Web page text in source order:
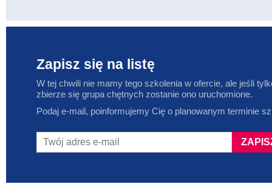
Zapisz się na listę
W tej chwili nie mamy tego szkolenia w ofercie, ale jeśli
zbierze się grupa chętnych zostanie ono uruchomione.
Podaj e-mail, poinformujemy Cię o planowanym terminie